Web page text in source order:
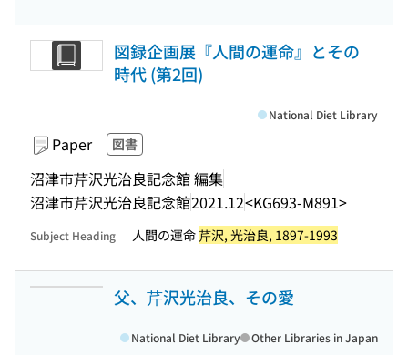
図録企画展『人間の運命』とその
時代 (第2回)
Paper 図書
沼津市芹沢光治良記念館 編集
沼津市芹沢光治良記念館2021.12<KG693-M891>
National Diet Library
Subject Heading 人間の運命芹沢, 光治良, 1897-1993
父、芹沢光治良、その愛
National Diet Library Other Libraries in Japan